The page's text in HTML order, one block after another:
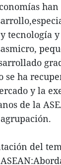
tecnología
ha
y la
de la
del